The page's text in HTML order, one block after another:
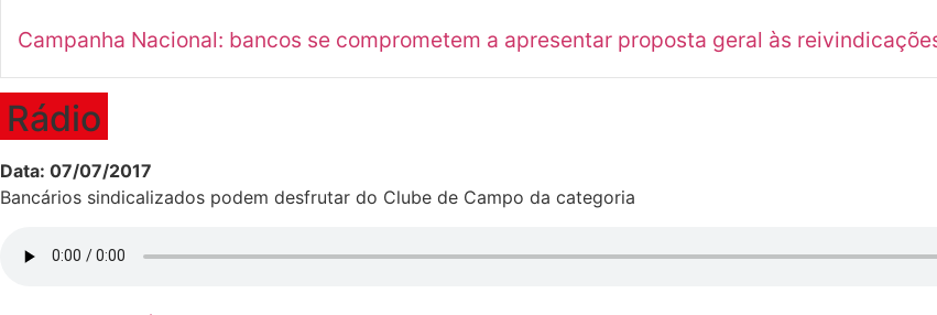
Campanha Nacional: bancos se comprometem a apresentar proposta geral às
Rádio
Data: 07/07/2017
Bancários sindicalizados podem desfrutar do Clube de Campo da categoria